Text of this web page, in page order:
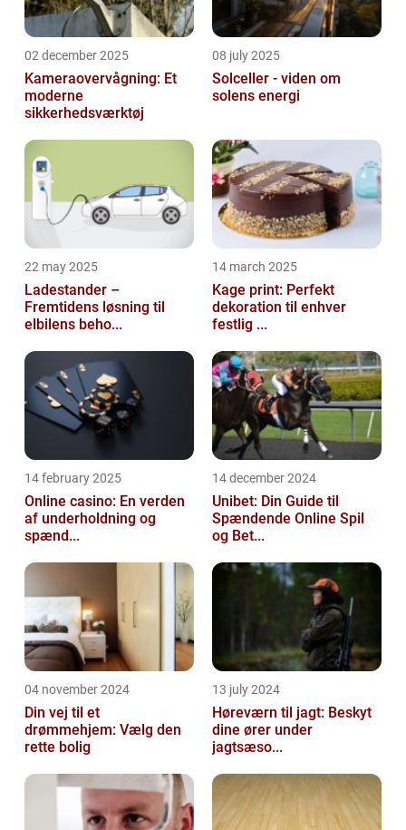
02 december 2025
Kameraovervågning: Et
moderne
sikkerhedsværktøj
08 july 2025
Solceller - viden om
solens energi
22 may 2025
Ladestander –
Fremtidens løsning til
elbilens beho...
14 march 2025
Kage print: Perfekt
dekoration til enhver
festlig ...
14 february 2025
Online casino: En verden
af underholdning og
spænd...
14 december 2024
Unibet: Din Guide til
Spændende Online Spil
og Bet...
04 november 2024
Din vej til et
drømmehjem: Vælg den
rette bolig
13 july 2024
Høreværn til jagt: Beskyt
dine ører under
jagtsæso...